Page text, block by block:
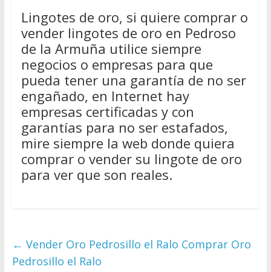
Lingotes de oro, si quiere comprar o
vender lingotes de oro en Pedroso
de la Armuña utilice siempre
negocios o empresas para que
pueda tener una garantía de no ser
engañado, en Internet hay
empresas certificadas y con
garantías para no ser estafados,
mire siempre la web donde quiera
comprar o vender su lingote de oro
para ver que son reales.
← Vender Oro Pedrosillo el Ralo Comprar Oro
Pedrosillo el Ralo